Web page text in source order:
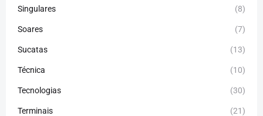
Singulares (8)
Soares (7)
Sucatas (13)
Técnica (10)
Tecnologias (30)
Terminais (21)